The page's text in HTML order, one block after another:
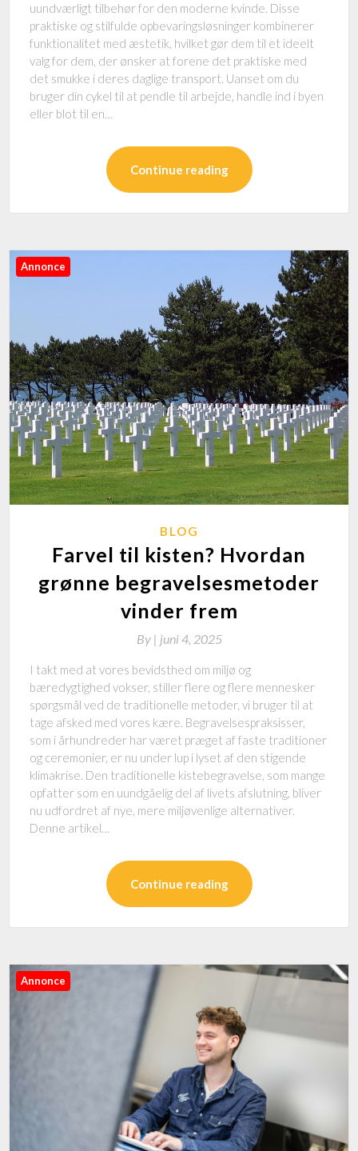
uundværligt tilbehør for den moderne kvinde. Disse
praktiske og stilfulde opbevaringsløsninger kombinerer
funktionalitet med æstetik, hvilket gør dem til et ideelt
valg for dem, der ønsker at forene det praktiske med
det smukke i deres daglige transport. Uanset om du
bruger din cykel til at pendle til arbejde, handle ind i byen
eller blot til en…
Continue reading
Annonce
BLOG
Farvel til kisten? Hvordan
grønne begravelsesmetoder
vinder frem
By | juni 4, 2025
I takt med at vores bevidsthed om miljø og
bæredygtighed vokser, stiller flere og flere mennesker
spørgsmål ved de traditionelle metoder, vi bruger til at
tage afsked med vores kære. Begravelsespraksisser,
som i århundreder har været præget af faste traditioner
og ceremonier, er nu under lup i lyset af den stigende
klimakrise. Den traditionelle kistebegravelse, som mange
opfatter som en uundgåelig del af livets afslutning, bliver
nu udfordret af nye, mere miljøvenlige alternativer.
Denne artikel…
Continue reading
Annonce